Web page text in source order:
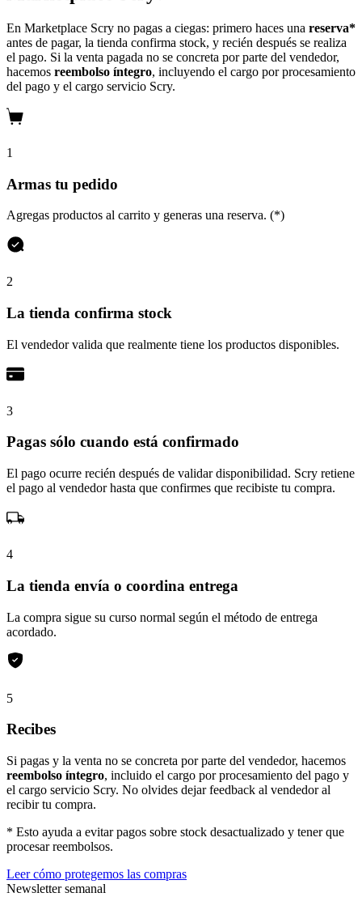
En Marketplace Scry no pagas a ciegas: primero haces una reserva*
antes de pagar, la tienda confirma stock, y recién después se realiza
el pago. Si la venta pagada no se concreta por parte del vendedor,
hacemos reembolso íntegro, incluyendo el cargo por procesamiento
del pago y el cargo servicio Scry.
1
Armas tu pedido
Agregas productos al carrito y generas una reserva. (*)
2
La tienda confirma stock
El vendedor valida que realmente tiene los productos disponibles.
3
Pagas sólo cuando está confirmado
El pago ocurre recién después de validar disponibilidad. Scry retiene
el pago al vendedor hasta que confirmes que recibiste tu compra.
4
La tienda envía o coordina entrega
La compra sigue su curso normal según el método de entrega
acordado.
5
Recibes
Si pagas y la venta no se concreta por parte del vendedor, hacemos
reembolso íntegro, incluido el cargo por procesamiento del pago y
el cargo servicio Scry. No olvides dejar feedback al vendedor al
recibir tu compra.
* Esto ayuda a evitar pagos sobre stock desactualizado y tener que
procesar reembolsos.
Leer cómo protegemos las compras
Newsletter semanal